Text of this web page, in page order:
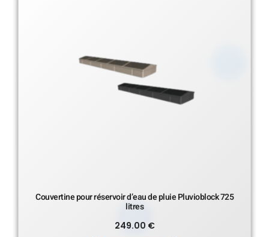
Couvertine pour réservoir d’eau de pluie Pluvioblock 725
litres
249.00 €